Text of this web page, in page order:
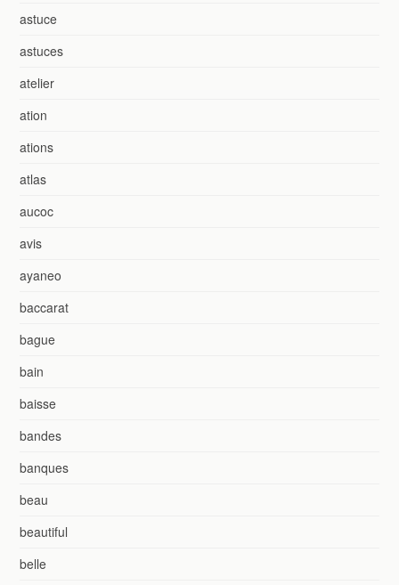
astuce
astuces
atelier
ation
ations
atlas
aucoc
avis
ayaneo
baccarat
bague
bain
baisse
bandes
banques
beau
beautiful
belle